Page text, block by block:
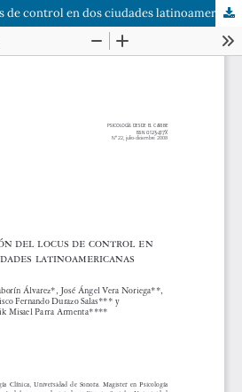
Composición del locus de control en dos ciudades latinoamericanas